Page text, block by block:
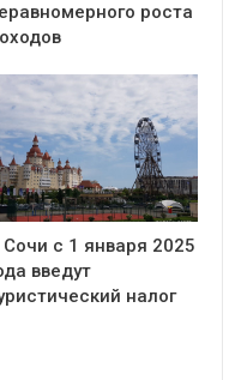
роста
Сочи с 1 января 2025
введут
налог